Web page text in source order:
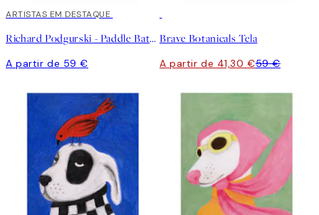
ARTISTAS EM DESTAQUE
Richard Podgurski - Paddle Battle Tela
A partir de 59 €
Brave Botanicals Tela
A partir de 41,30 €59 €